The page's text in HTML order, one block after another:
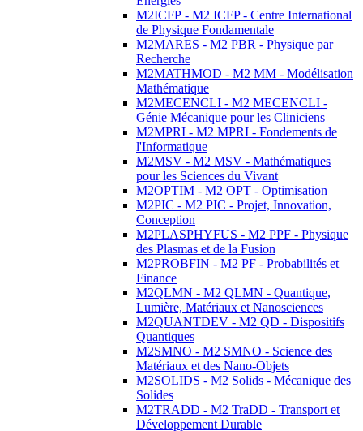
M2ICFP - M2 ICFP - Centre International
de Physique Fondamentale
M2MARES - M2 PBR - Physique par
Recherche
M2MATHMOD - M2 MM - Modélisation
Mathématique
M2MECENCLI - M2 MECENCLI -
Génie Mécanique pour les Cliniciens
M2MPRI - M2 MPRI - Fondements de
l'Informatique
M2MSV - M2 MSV - Mathématiques
pour les Sciences du Vivant
M2OPTIM - M2 OPT - Optimisation
M2PIC - M2 PIC - Projet, Innovation,
Conception
M2PLASPHYFUS - M2 PPF - Physique
des Plasmas et de la Fusion
M2PROBFIN - M2 PF - Probabilités et
Finance
M2QLMN - M2 QLMN - Quantique,
Lumière, Matériaux et Nanosciences
M2QUANTDEV - M2 QD - Dispositifs
Quantiques
M2SMNO - M2 SMNO - Science des
Matériaux et des Nano-Objets
M2SOLIDS - M2 Solids - Mécanique des
Solides
M2TRADD - M2 TraDD - Transport et
Développement Durable